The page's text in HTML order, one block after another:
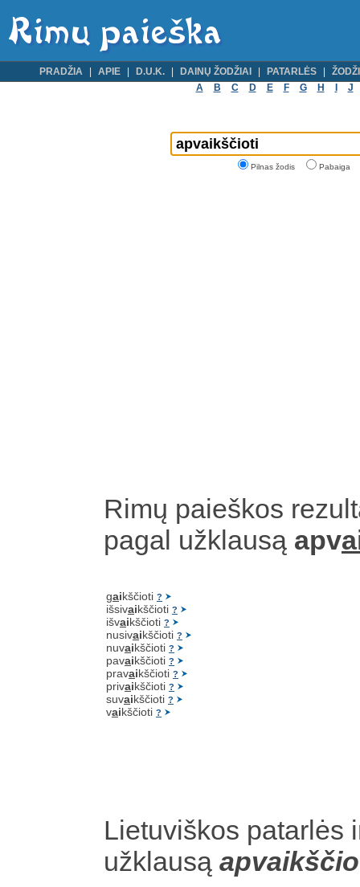
PRADŽIA APIE D.U.K. DAINŲ ŽODŽIAI PATARLĖS
A
B C D E F G H J
Pilnas žodis Pabaiga
Rimų paieškos
pagal užklausą apv
gaikščioti ?
išsivaikščioti ?
išvaikščioti ?
nusivaikščioti ?
nuvaikščioti ?
pavaikščioti ?
pravaikščioti ?
privaikščioti ?
suvaikščioti ?
vaikščioti ?
Lietuviškos patarlės
užklausą